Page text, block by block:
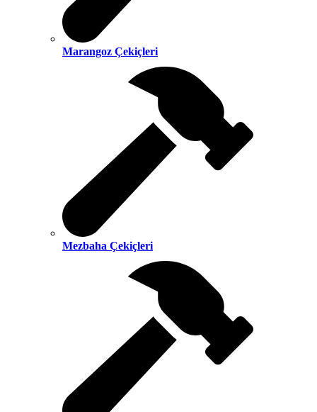
Marangoz Çekiçleri
Mezbaha Çekiçleri